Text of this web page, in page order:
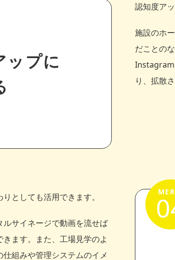
ップに
認知度ア
施設のホ
だことの
Instagram
り、拡散
としても活用できます。
サイネージで動画を流せば
ます。また、工場見学のよ
組みや管理システムのイメ